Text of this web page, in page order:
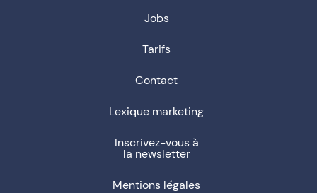
Jobs
Tarifs
Contact
Lexique marketing
Inscrivez-vous à
la newsletter
Mentions légales